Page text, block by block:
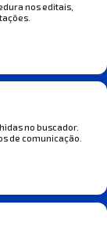
nos editais,
no buscador.
de comunicação.